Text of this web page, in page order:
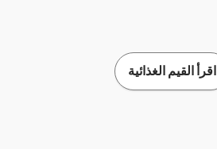
اقرأ القيم الغذائية